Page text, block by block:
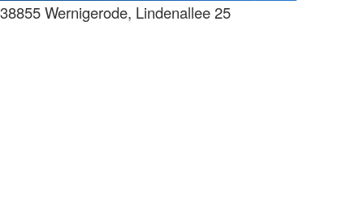
38855 Wernigerode, Lindenallee 25